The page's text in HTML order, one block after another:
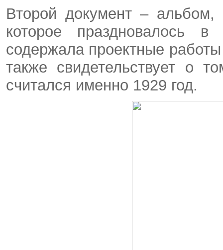
Второй документ – альбом,
которое праздновалось
содержала проектные
также свидетельствует о
считался именно 1929 год.